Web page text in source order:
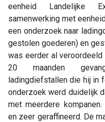
eenheid Landelijke
samenwerking met
een onderzoek naar
gestolen goederen) en
was eerder al
20 maanden
ladingdiefstallen die hij in
onderzoek werd duidelijk
met meerdere
en zeer geraffineerd. De